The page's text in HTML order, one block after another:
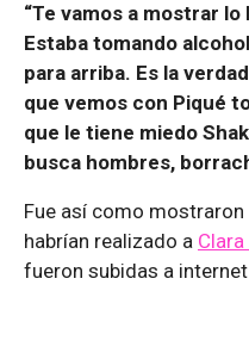
“Te vamos a mostrar
Estaba tomando
para arriba. Es la
que vemos con Piqué
que le tiene miedo
busca hombres,
Fue así como
habrían realizado a
fueron subidas a